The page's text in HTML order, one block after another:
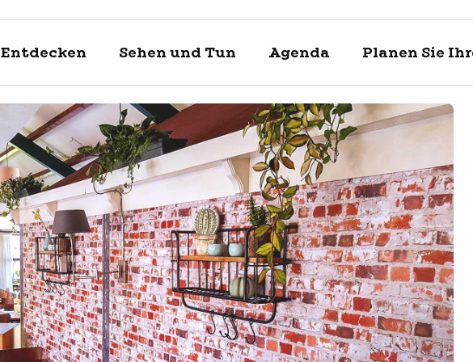
Entdecken Sehen und Tun Agenda Planen Sie
Entdecken
Enkhuizen und
Sehen
Was kann man
Planen
Touristische